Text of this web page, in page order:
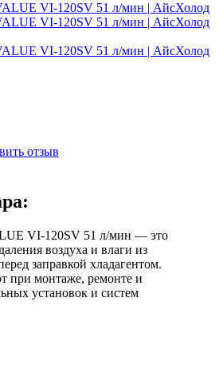
отзыв
VI-120SV 51 л/мин — это
воздуха и влаги из
заправкой хладагентом.
при монтаже, ремонте и
установок и систем